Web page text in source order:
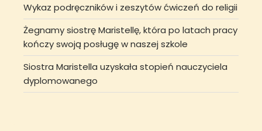
Wykaz podręczników i zeszytów ćwiczeń do religii
Żegnamy siostrę Maristellę, która po latach pracy
kończy swoją posługę w naszej szkole
Siostra Maristella uzyskała stopień nauczyciela
dyplomowanego